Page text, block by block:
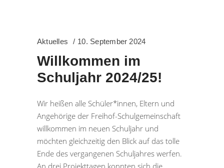
Aktuelles 10. September 2024
Willkommen im
Schuljahr 2024/25!
Wir heißen alle Schüler*innen, Eltern und
Angehörige der Freihof-Schulgemeinschaft
willkommen im neuen Schuljahr und
möchten gleichzeitig den Blick auf das tolle
Ende des vergangenen Schuljahres werfen.